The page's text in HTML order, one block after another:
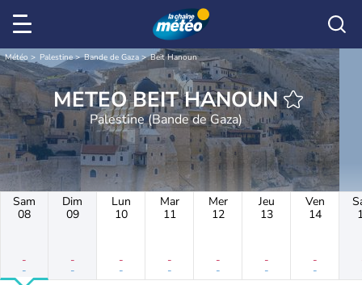
Météo Palestine Bande de Gaza Beit Hanoun
METEO BEIT HANOUN
Palestine (Bande de Gaza)
Sam
08
-
-
Dim
09
-
-
Lun
10
-
-
Mar
11
-
-
Mer
12
-
-
Jeu
13
-
-
Ven
14
-
-